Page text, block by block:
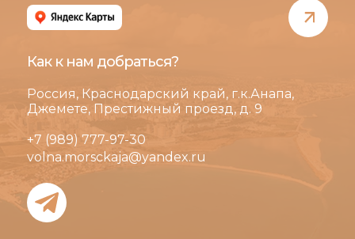
Как к нам добраться?
Россия, Краснодарский край, г.к.Анапа,
Джемете, Престижный проезд, д. 9
+7 (989) 777-97-30
volna.morsckaja@yandex.ru